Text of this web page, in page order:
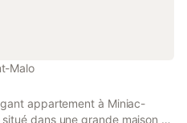
Malo
appartement à Miniac-
dans une grande maison en